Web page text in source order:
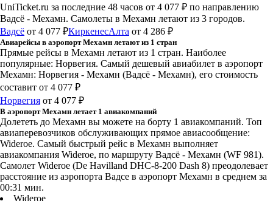
UniTicket.ru за последние 48 часов от 4 077 ₽ по направлению
Вадсё - Мехамн. Самолеты в Мехамн летают из 3 городов.
Вадсё от 4 077 ₽КиркенесАлта от 4 286 ₽
Авиарейсы в аэропорт Мехамн летают из 1 стран
Прямые рейсы в Мехамн летают из 1 стран. Наиболее
популярные: Норвегия. Самый дешевый авиабилет в аэропорт
Мехамн: Норвегия - Мехамн (Вадсё - Мехамн), его стоимость
составит от 4 077 ₽
Норвегия от 4 077 ₽
В аэропорт Мехамн летает 1 авиакомпаний
Долететь до Мехамн вы можете на борту 1 авиакомпаний. Топ
авиаперевозчиков обслуживающих прямое авиасообщение:
Wideroe. Самый быстрый рейс в Мехамн выполняет
авиакомпания Wideroe, по маршруту Вадсё - Мехамн (WF 981).
Самолет Wideroe (De Havilland DHC-8-200 Dash 8) преодолевает
расстояние из аэропорта Вадсе в аэропорт Мехамн в среднем за
00:31 мин.
Wideroe